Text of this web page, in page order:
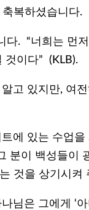
복하셨습니다.
다. “너희는 먼
것이다” (KLB).
고 있지만, 여
에 있는 수업
분이 백성들이
것을 상기시켜
님은 그에게 ‘